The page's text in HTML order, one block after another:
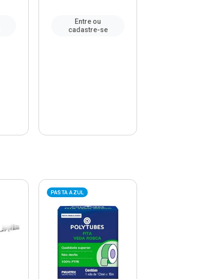
Entre ou
cadastre-se
PASTA AZUL